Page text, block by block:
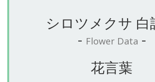
シロツメクサ 白
- Flower Data -
花言葉